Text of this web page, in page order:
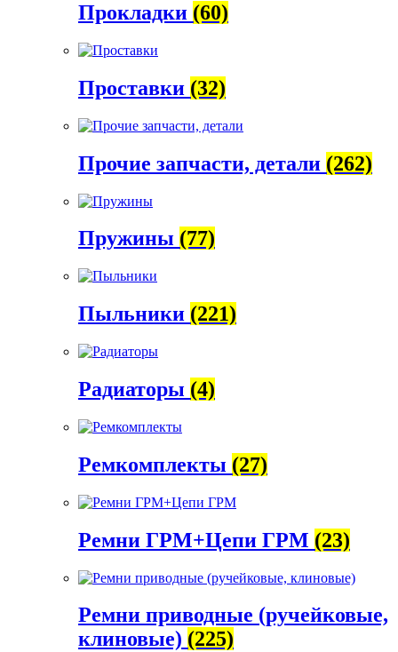
Прокладки (60)
Проставки (32)
Прочие запчасти, детали (262)
Пружины (77)
Пыльники (221)
Радиаторы (4)
Ремкомплекты (27)
Ремни ГРМ+Цепи ГРМ (23)
Ремни приводные (ручейковые,
клиновые) (225)